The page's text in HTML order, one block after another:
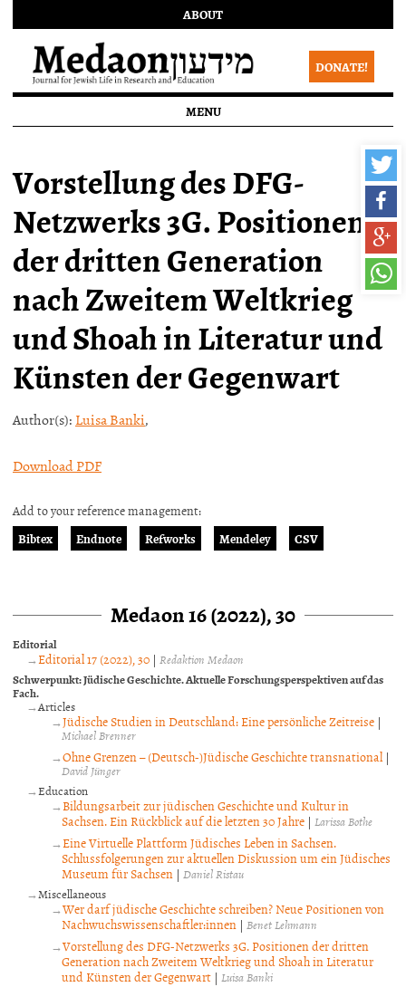
ABOUT
DONATE!
MENU
Vorstellung des DFG-
Netzwerks 3G. Positionen
der dritten Generation
nach Zweitem Weltkrieg
und Shoah in Literatur und
Künsten der Gegenwart
Author(s): Luisa Banki,
Download PDF
Add to your reference management:
Bibtex
Endnote Refworks Mendeley CSV
Medaon 16 (2022), 30
Editorial
Editorial 17 (2022), 30 |Redaktion Medaon
Schwerpunkt: Jüdische Geschichte. Aktuelle Forschungsperspektiven auf das
Fach.
Articles
Jüdische Studien in Deutschland: Eine persönliche Zeitreise |
Michael Brenner
Ohne Grenzen – (Deutsch-)Jüdische Geschichte transnational|
David Jünger
Education
Bildungsarbeit zur jüdischen Geschichte und Kultur in
Sachsen. Ein Rückblick auf die letzten 30 Jahre | Larissa Bothe
Eine Virtuelle Plattform Jüdisches Leben in Sachsen.
Schlussfolgerungen zur aktuellen Diskussion um ein Jüdisches
Museum für Sachsen | Daniel Ristau
Miscellaneous
Wer darf jüdische Geschichte schreiben? Neue Positionen von
Nachwuchswissenschaftler:innen | Benet Lehmann
Vorstellung des DFG-Netzwerks 3G. Positionen der dritten
Generation nach Zweitem Weltkrieg und Shoah in Literatur
und Künsten der Gegenwart | Luisa Banki